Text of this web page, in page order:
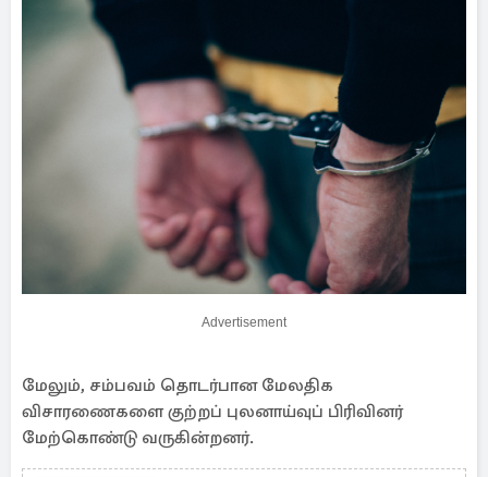
Advertisement
மேலும், சம்பவம் தொடர்பான மேலதிக
விசாரணைகளை குற்றப் புலனாய்வுப் பிரிவினர்
மேற்கொண்டு வருகின்றனர்.